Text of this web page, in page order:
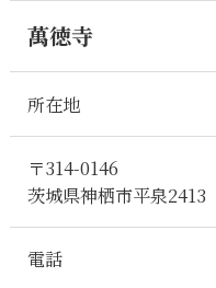
萬徳寺
所在地
〒314-0146
茨城県神栖市平泉2413
電話